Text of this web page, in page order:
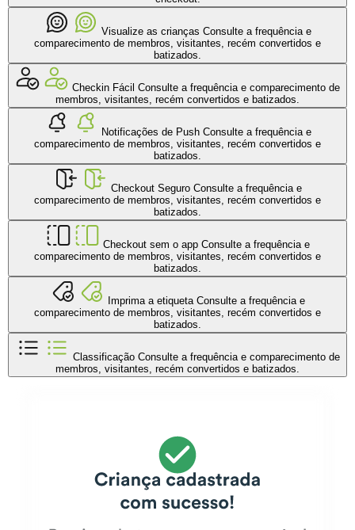
Visualize as crianças Consulte a frequência e
comparecimento de membros, visitantes, recém convertidos e
batizados.
Checkin Fácil Consulte a frequência e comparecimento de
membros, visitantes, recém convertidos e batizados.
Notificações de Push Consulte a frequência e
comparecimento de membros, visitantes, recém convertidos e
batizados.
Checkout Seguro Consulte a frequência e
comparecimento de membros, visitantes, recém convertidos e
batizados.
Checkout sem o app Consulte a frequência e
comparecimento de membros, visitantes, recém convertidos e
batizados.
Imprima a etiqueta Consulte a frequência e
comparecimento de membros, visitantes, recém convertidos e
batizados.
Classificação Consulte a frequência e comparecimento de
membros, visitantes, recém convertidos e batizados.